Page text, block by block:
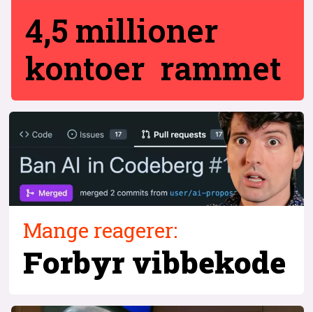
4,5 millioner
kontoer rammet
Mange reagerer:
Forbyr vibbekode